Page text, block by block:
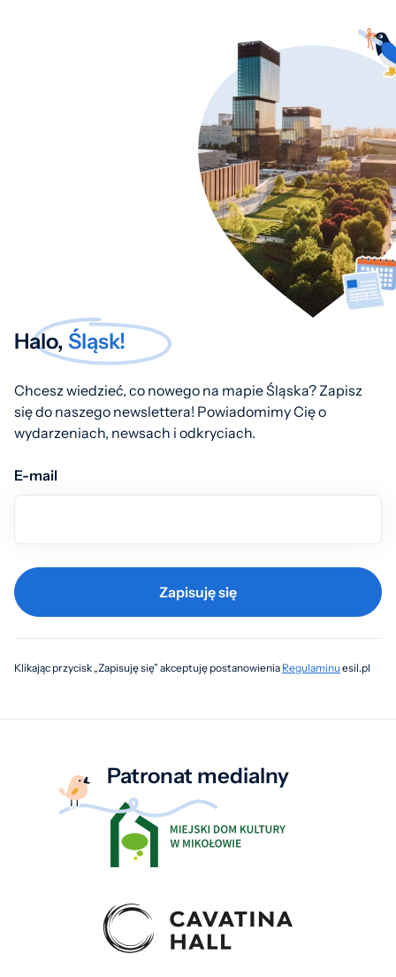
Halo, Śląsk!
Chcesz wiedzieć, co nowego na mapie Śląska? Zapisz
się do naszego newslettera! Powiadomimy Cię o
wydarzeniach, newsach i odkryciach.
E-mail
Zapisuję się
Klikając przycisk „Zapisuję się” akceptuję postanowienia Regulaminuesil.pl
Patronat medialny